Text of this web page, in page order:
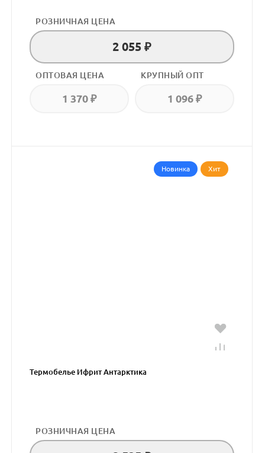
РОЗНИЧНАЯ ЦЕНА
2 055 ₽
ОПТОВАЯ ЦЕНА
1 370 ₽
КРУПНЫЙ ОПТ
1 096 ₽
Новинка Хит
Термобелье Ифрит Антарктика
РОЗНИЧНАЯ ЦЕНА